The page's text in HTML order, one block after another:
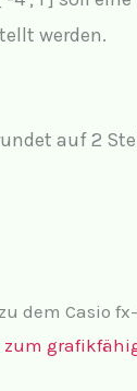
werden.
auf 2
dem Casio
zum